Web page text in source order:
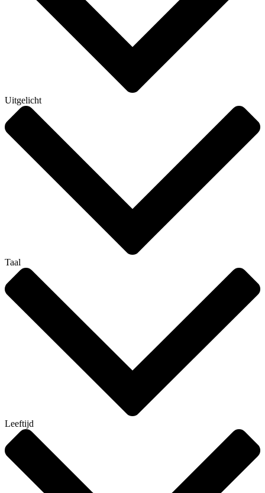
Uitgelicht
Taal
Leeftijd